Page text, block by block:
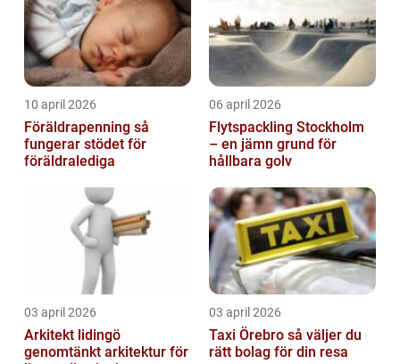
10 april 2026
Föräldrapenning så
fungerar stödet för
föräldralediga
06 april 2026
Flytspackling Stockholm
– en jämn grund för
hållbara golv
03 april 2026
Arkitekt lidingö
genomtänkt arkitektur för
03 april 2026
Taxi Örebro så väljer du
rätt bolag för din resa